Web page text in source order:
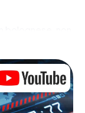
bolognese, non
di gioco
da
con accesso a
nostra app web.